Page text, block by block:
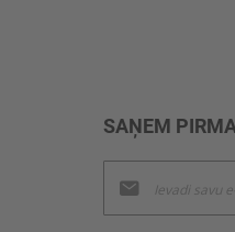
SAŅEM
jaunumu
saņemšanai: